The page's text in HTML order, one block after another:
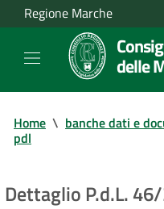
Regione Marche
delle
Home \ banche dati e
pdl
Dettaglio P.d.L.